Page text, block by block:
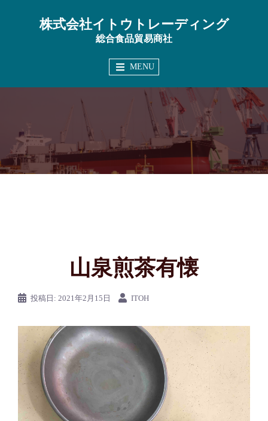
へ
株式会社イトウトレーディング
総合食品貿易商社
MENU
山泉煎茶有懐
投稿日: 2021年2月15日 ITOH